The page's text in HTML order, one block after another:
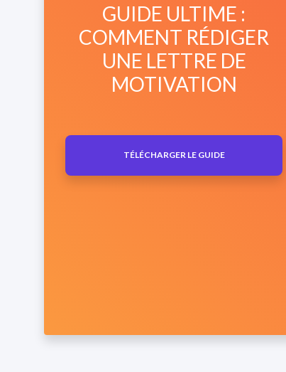
GUIDE ULTIME :
COMMENT RÉDIGER
UNE LETTRE DE
MOTIVATION
TÉLÉCHARGER LE GUIDE